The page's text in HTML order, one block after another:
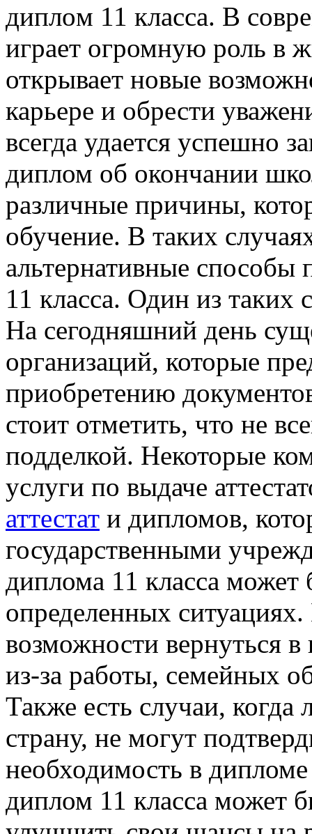
диплoм 11 клaссa. В
играет огромную роль в
открывает новые
карьере и обрести
всегда удается успешно
диплом об окончании
различные причины,
обучение. В таких
альтернативные
11 класса. Один из таких
На сегодняшний день
организаций, которые
приобретению
стоит отметить, что не
подделкой. Некоторые
услуги по выдаче
аттестат и дипломов,
государственными
диплома 11 класса
определенных
возможности вернуться
из-за работы, семейных
Также есть случаи,
страну, не могут
необходимость в
диплом 11 класса может